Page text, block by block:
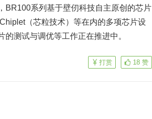
BR100系列基于壁仞科技自主原创的芯片
（芯粒技术）等在内的多项芯片设
测试与调优等工作正在推进中。
18 赞
打赏